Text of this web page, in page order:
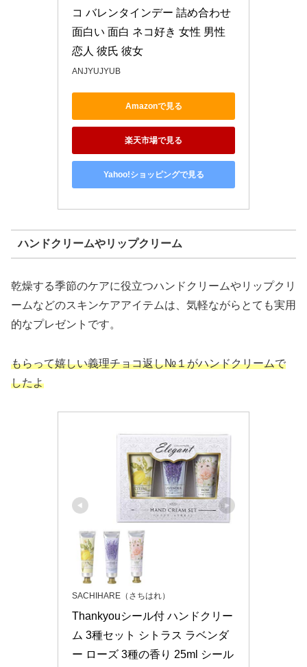
コ バレンタインデー 詰め合わせ
面白い 面白 ネコ好き 女性 男性
恋人 彼氏 彼女
ANJYUJYUB
Amazonで見る
楽天市場で見る
Yahoo!ショッピングで見る
ハンドクリームやリップクリーム
乾燥する季節のケアに役立つハンドクリームやリップクリ
ームなどのスキンケアアイテムは、気軽ながらとても実用
的なプレゼントです。
もらって嬉しい義理チョコ返し№１がハンドクリームで
したよ
SACHIHARE（さちはれ）
Thankyouシール付 ハンドクリー
ム 3種セット シトラス ラベンダ
ー ローズ 3種の香り 25ml シール